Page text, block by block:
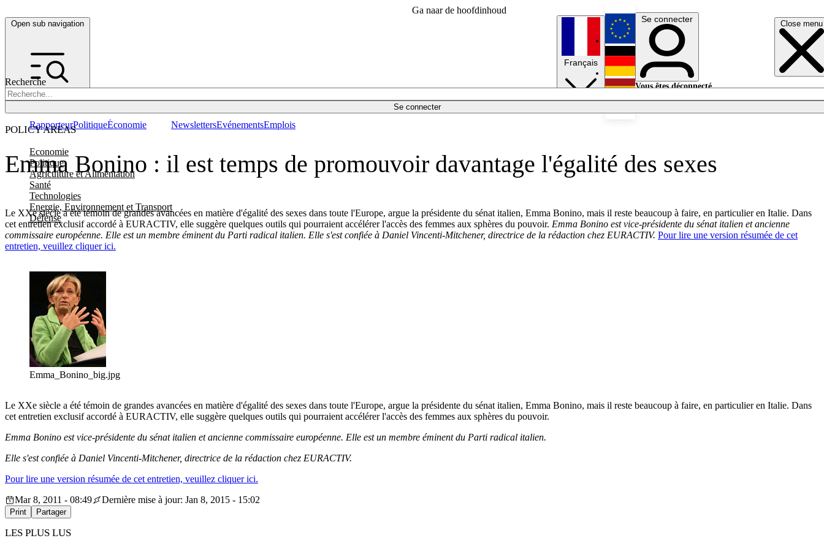
Ga naar de hoofdinhoud
Open sub navigation Close menu
Recherche
Se connecter
POLICY AREAS
Economie
Politique
Agriculture et Alimentation
Santé
Technologies
Energie, Environnement et Transport
Défense
RapporteurPolitiqueÉconomie NewslettersEvénementsEmplois
Français
English
Deutsch
Se connecter
Vous êtes déconnecté.
Emma Bonino : il est temps de promouvoir davantage l'égalité des sexes
Le XXe siècle a été témoin de grandes avancées en matière d'égalité des sexes dans toute l'Europe, argue la présidente du sénat italien, Emma Bonino, mais il reste beaucoup à faire, en particulier en Italie. Dans
cet entretien exclusif accordé à EURACTIV, elle suggère quelques outils qui pourraient accélérer l'accès des femmes aux sphères du pouvoir. Emma Bonino est vice-présidente du sénat italien et ancienne
commissaire européenne. Elle est un membre éminent du Parti radical italien. Elle s'est confiée à Daniel Vincenti-Mitchener, directrice de la rédaction chez EURACTIV. Pour lire une version résumée de cet
entretien, veuillez cliquer ici.
Emma_Bonino_big.jpg
Le XXe siècle a été témoin de grandes avancées en matière d'égalité des sexes dans toute l'Europe, argue la présidente du sénat italien, Emma Bonino, mais il reste beaucoup à faire, en particulier en Italie. Dans
cet entretien exclusif accordé à EURACTIV, elle suggère quelques outils qui pourraient accélérer l'accès des femmes aux sphères du pouvoir.
Emma Bonino est vice-présidente du sénat italien et ancienne commissaire européenne. Elle est un membre éminent du Parti radical italien.
Elle s'est confiée à Daniel Vincenti-Mitchener, directrice de la rédaction chez EURACTIV.
Pour lire une version résumée de cet entretien, veuillez cliquer ici.
Mar 8, 2011 - 08:49
Dernière mise à jour: Jan 8, 2015 - 15:02
Print Partager
LES PLUS LUS